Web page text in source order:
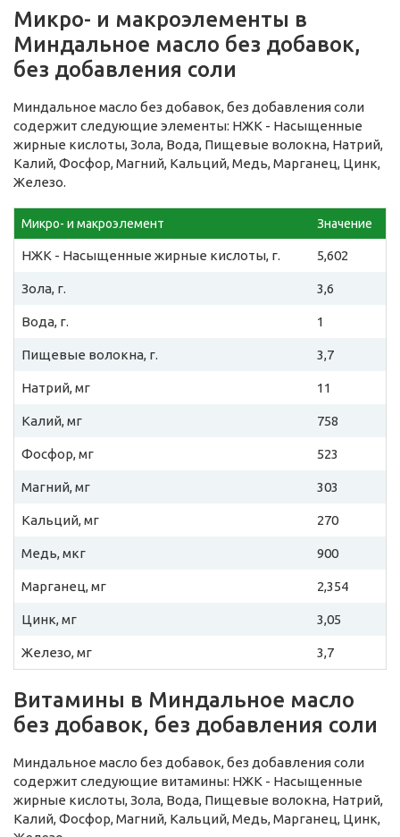
Микро- и макроэлементы в
Миндальное масло без добавок,
без добавления соли
Миндальное масло без добавок, без добавления соли
содержит следующие элементы: НЖК - Насыщенные
жирные кислоты, Зола, Вода, Пищевые волокна, Натрий,
Калий, Фосфор, Магний, Кальций, Медь, Марганец, Цинк,
Железо.
Микро- и макроэлемент Значение
НЖК - Насыщенные жирные кислоты, г. 5,602
Зола, г. 3,6
Вода, г. 1
Пищевые волокна, г. 3,7
Натрий, мг 11
Калий, мг 758
Фосфор, мг 523
Магний, мг 303
Кальций, мг 270
Медь, мкг 900
Марганец, мг 2,354
Цинк, мг 3,05
Железо, мг 3,7
Витамины в Миндальное масло
без добавок, без добавления соли
Миндальное масло без добавок, без добавления соли
содержит следующие витамины: НЖК - Насыщенные
жирные кислоты, Зола, Вода, Пищевые волокна, Натрий,
Калий, Фосфор, Магний, Кальций, Медь, Марганец, Цинк,